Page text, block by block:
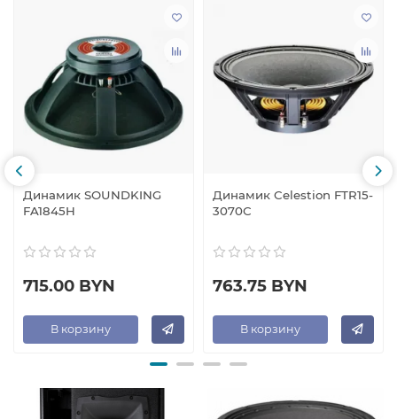
Динамик SOUNDKING
FA1845H
715.00 BYN
В корзину
Динамик Celestion FTR15-
3070С
763.75 BYN
В корзину